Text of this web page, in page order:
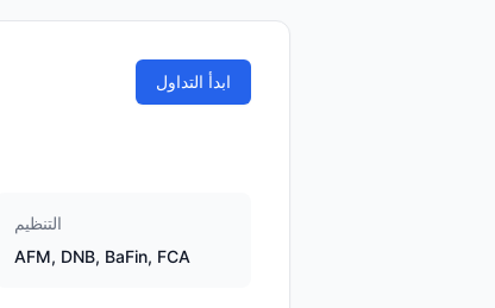
ابدأ التداول
التنظيم
AFM, DNB, BaFin, FCA